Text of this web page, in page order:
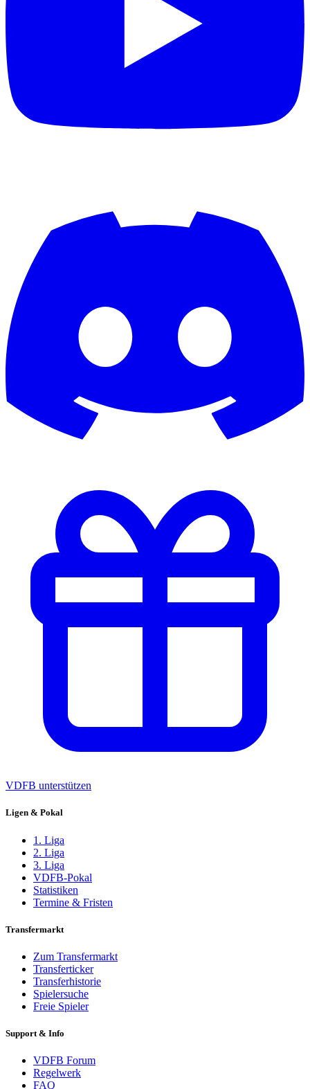
VDFB unterstützen
Ligen & Pokal
1. Liga
2. Liga
3. Liga
VDFB-Pokal
Statistiken
Termine & Fristen
Transfermarkt
Zum Transfermarkt
Transferticker
Transferhistorie
Spielersuche
Freie Spieler
Support & Info
VDFB Forum
Regelwerk
FAQ